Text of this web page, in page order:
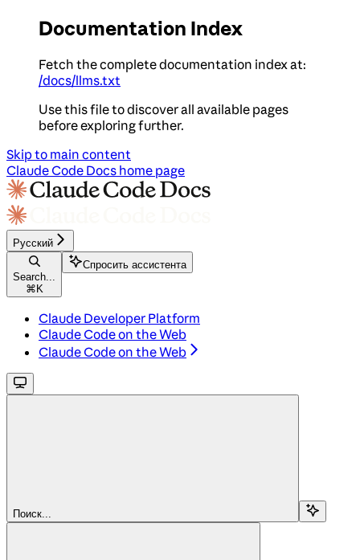
Documentation Index
Fetch the complete documentation index at:
/docs/llms.txt
Use this file to discover all available pages
before exploring further.
Skip to main content
Claude Code Docs home page
Русский
Search...
⌘ K
Спросить ассистента
Claude Developer Platform
Claude Code on the Web
Claude Code on the Web
Поиск...